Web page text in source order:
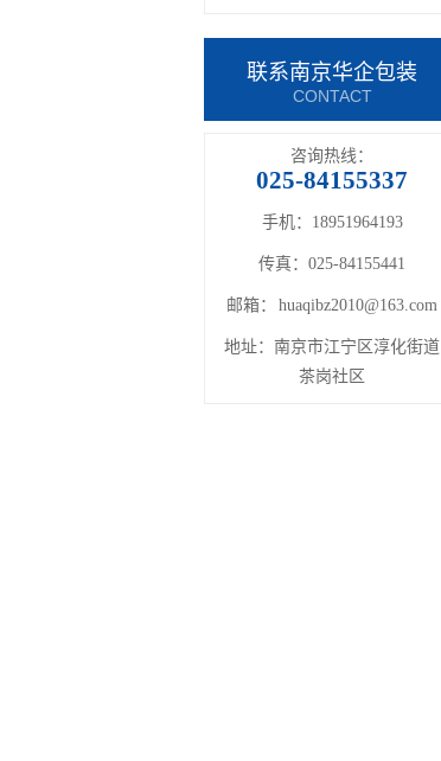
联系南京华企包装
CONTACT
咨询热线：
025-84155337
手机：18951964193
传真：025-84155441
邮箱： huaqibz2010@163.com
地址：南京市江宁区淳化街道
茶岗社区